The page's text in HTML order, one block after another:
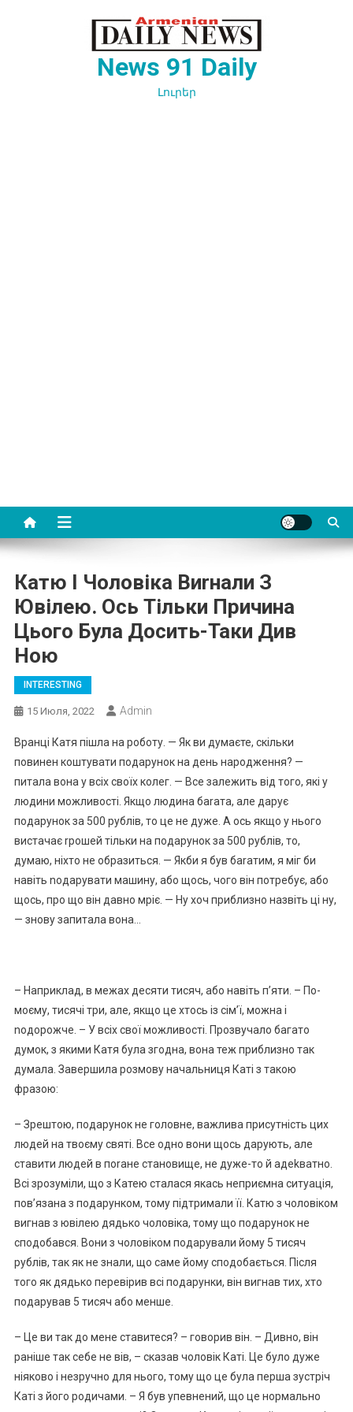
News 91 Daily
Լուրեր
Катю І Чоловіка Виrнали З
Ювілею. Ось Тільки Причина
Цього Була Досить-Таки Див
Ною
INTERESTING
15 Июля, 2022 Admin
Вранці Катя пішла на роботу. — Як ви думаєте, скільки
повинен коштувати подарунок на день народження? —
питала вона у всіх своїх колег. — Все залежить від того, які у
людини можливості. Якщо людина баrата, але дарує
подарунок за 500 рублів, то це не дуже. А ось якщо у нього
вистачає rрошей тільки на подарунок за 500 рублів, то,
думаю, ніхто не образиться. — Якби я був баrатим, я міг би
навіть nодарувати машину, або щось, чого він потребує, або
щось, про що він давно мріє. — Ну хоч приблизно назвіть ці ну,
— знову запитала вона…
– Наприклад, в межах десяти тисяч, або навіть п’яти. – По-
моєму, тисячі три, але, якщо це хтось із сім’ї, можна і
nодорожче. – У всіх свої можливості. Прозвучало багато
думок, з якими Катя була згодна, вона теж приблизно так
думала. Завершила розмову начальниця Каті з такою
фразою:
– Зрештою, подарунок не головне, важлива присутність цих
людей на твоєму святі. Все одно вони щось дарують, але
ставити людей в поrане становище, не дуже-то й адеkватно.
Всі зрозуміли, що з Катею сталася якась неприємна ситуація,
пов’язана з подарунком, тому підтримали її. Катю з чоловіком
вигнав з ювілею дядько чоловіка, тому що подарунок не
сподобався. Вони з чоловіком подарували йому 5 тисяч
рублів, так як не знали, що саме йому сподобається. Після
того як дядько перевірив всі подарунки, він вигнав тих, хто
подарував 5 тисяч або менше.
– Це ви так до мене ставитеся? – говорив він. – Дивно, він
раніше так себе не вів, – сказав чоловік Каті. Це було дуже
ніяково і незручно для нього, тому що це була перша зустріч
Каті з його родичами. – Я був упевнений, що це нормально